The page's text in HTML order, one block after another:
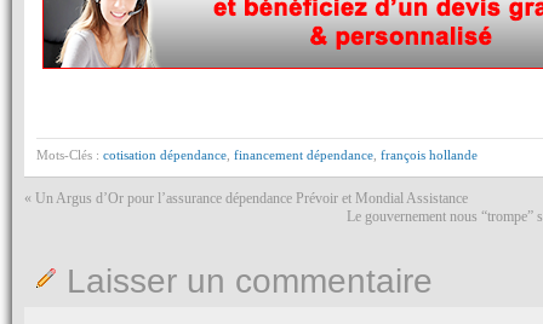
Mots-Clés : cotisation dépendance financement dépendance françois hollande
« Un Argus d’Or pour l’assurance dépendance Prévoir et Mondial Assistance
Le gouvernement nous “trompe”
Laisser un commentaire